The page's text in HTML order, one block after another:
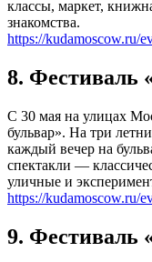
классы, маркет,
знакомства.
https://kudamoscow.ru/
8. Фестиваль
С 30 мая на улицах
бульвар». На три
каждый вечер на
спектакли —
уличные и
https://kudamoscow.ru/
9. Фестиваль